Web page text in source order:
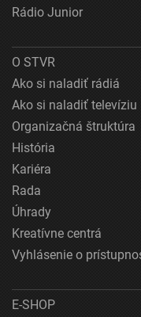
Rádio Junior
O STVR
Ako si naladiť rádiá
Ako si naladiť televíziu
Organizačná štruktúra
História
Kariéra
Rada
Úhrady
Kreatívne centrá
Vyhlásenie o
E-SHOP